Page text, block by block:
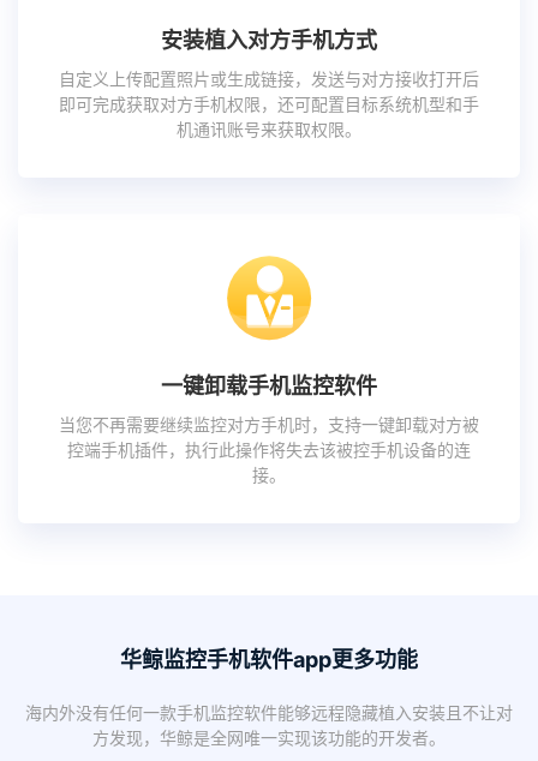
安装植入对方手机方式
自定义上传配置照片或生成链接，发送与对方接收打开后
即可完成获取对方手机权限，还可配置目标系统机型和手
机通讯账号来获取权限。
一键卸载手机监控软件
当您不再需要继续监控对方手机时，支持一键卸载对方被
控端手机插件，执行此操作将失去该被控手机设备的连
接。
华鲸监控手机软件app更多功能
海内外没有任何一款手机监控软件能够远程隐藏植入安装且不让对
方发现，华鲸是全网唯一实现该功能的开发者。